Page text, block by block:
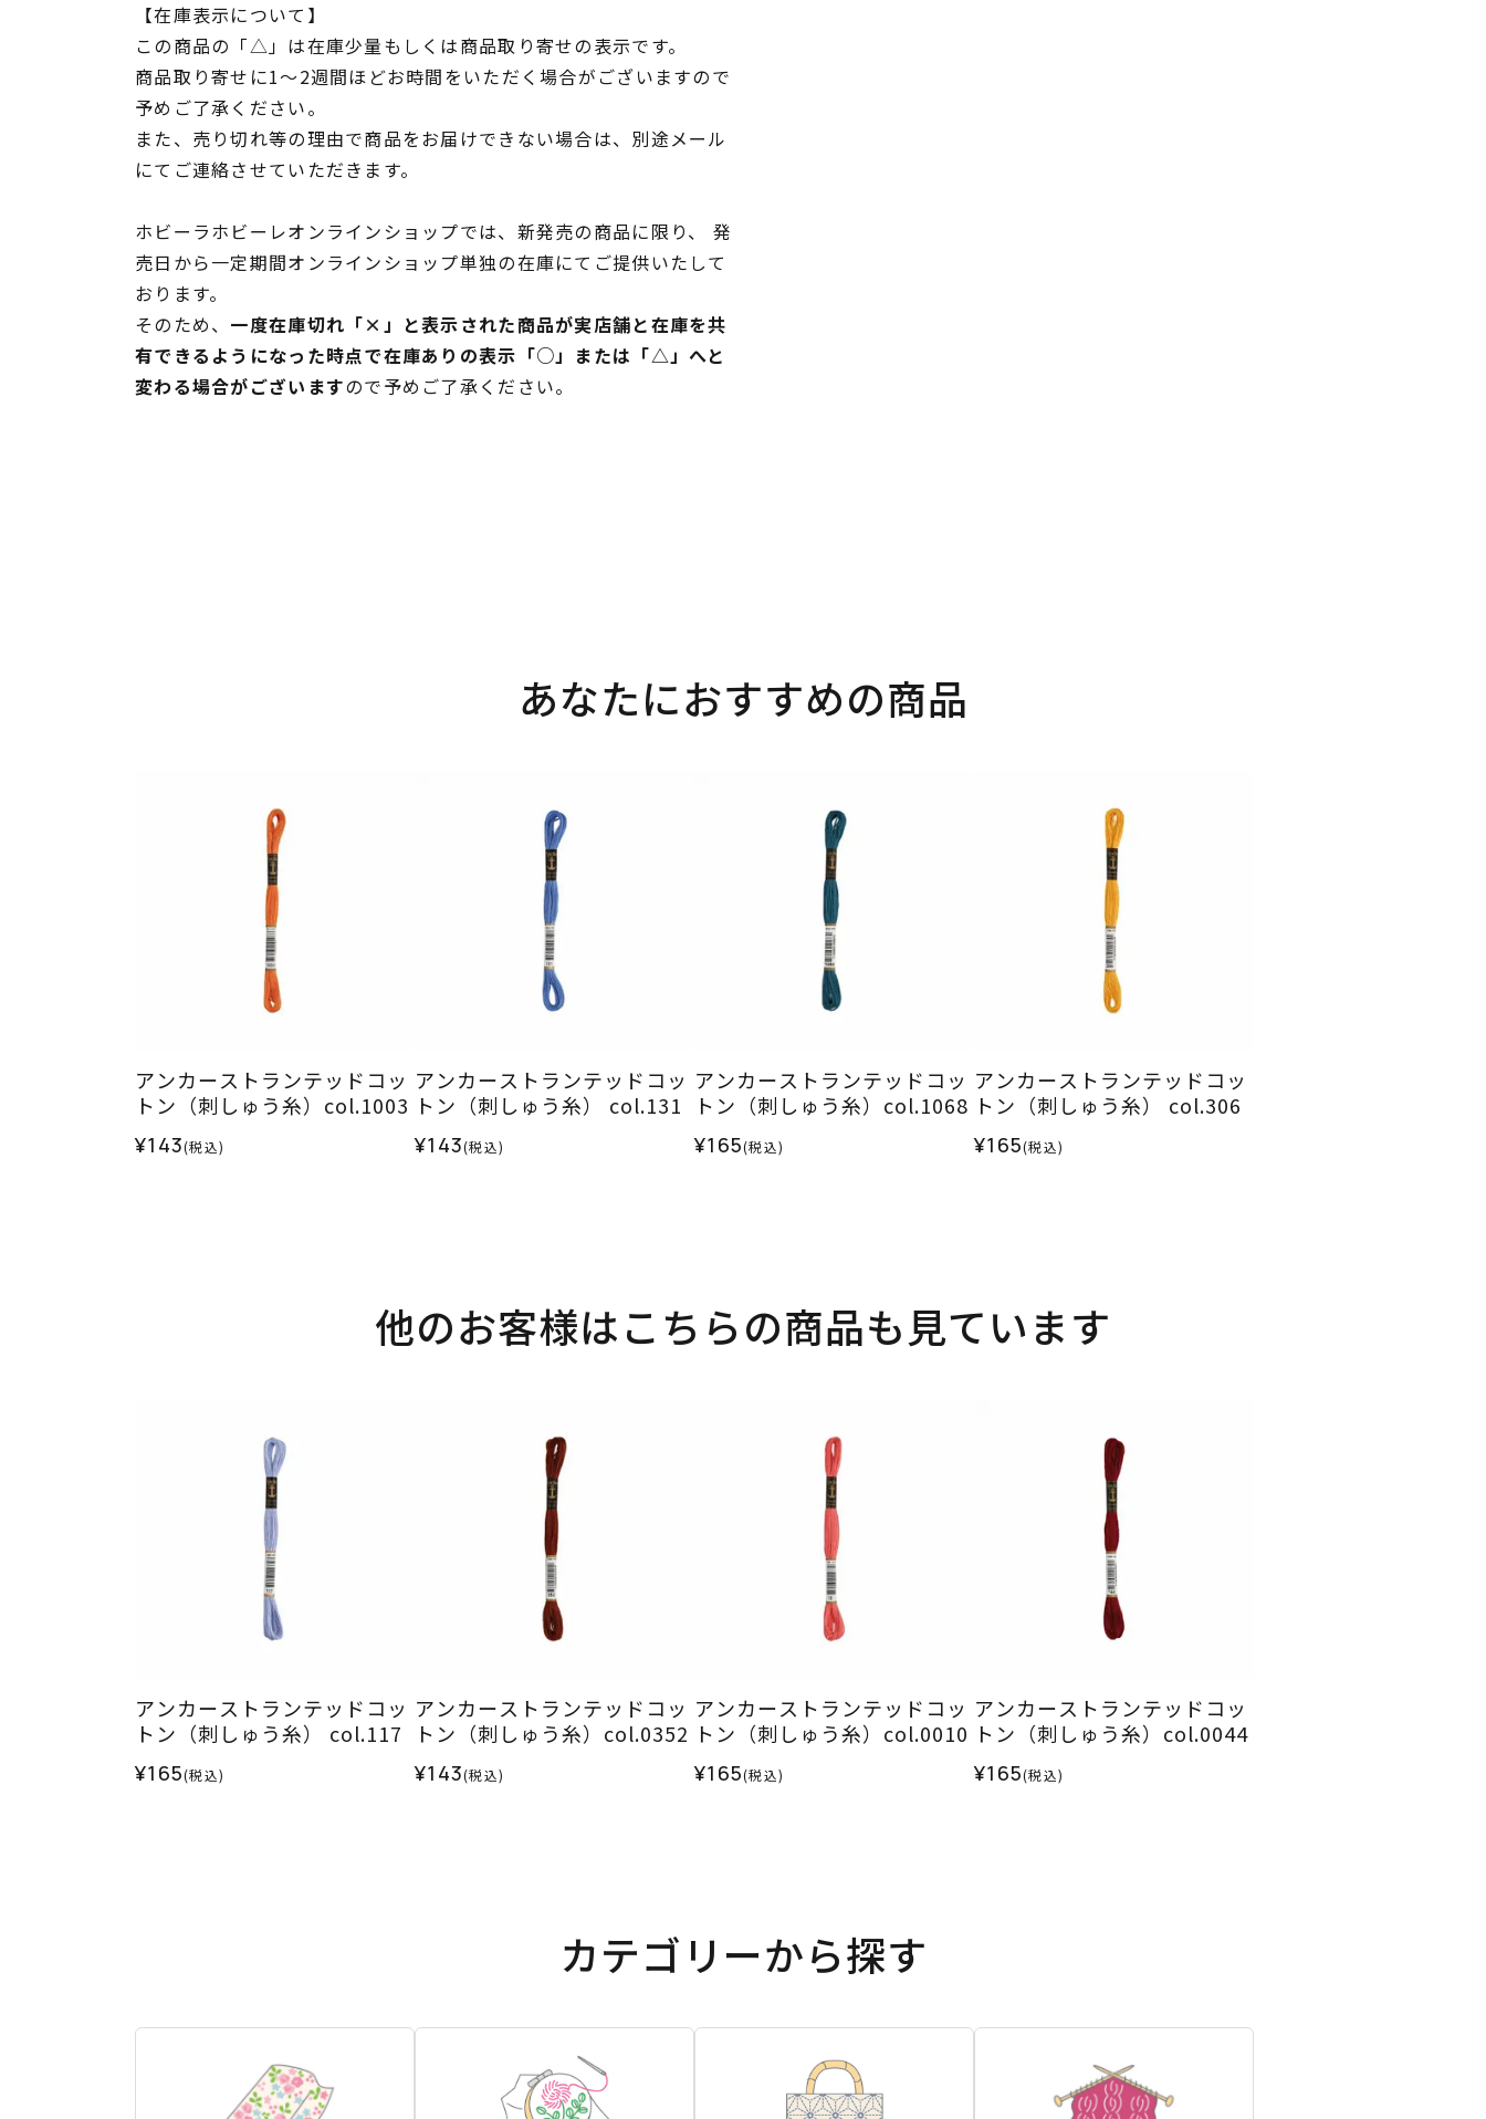
【在庫表示について】
この商品の「△」は在庫少量もしくは商品取り寄せの表示です。
商品取り寄せに1～2週間ほどお時間をいただく場合がございますので
予めご了承ください。
また、売り切れ等の理由で商品をお届けできない場合は、別途メール
にてご連絡させていただきます。
ホビーラホビーレオンラインショップでは、新発売の商品に限り、 発
売日から一定期間オンラインショップ単独の在庫にてご提供いたして
おります。
そのため、 一度在庫切れ「×」と表示された商品が実店舗と在庫を共
有できるようになった時点で在庫ありの表示「○」または「△」へと
変わる場合がございますので予めご了承ください。
あなたにおすすめの商品
アンカーストランテッドコッ
トン（刺しゅう糸）col.1003
¥143(税込)
アンカーストランテッドコッ
トン（刺しゅう糸） col.131
¥143(税込)
アンカーストランテッドコッ
トン（刺しゅう糸）col.1068
¥165(税込)
アンカーストランテッドコッ
トン（刺しゅう糸） col.306
¥165(税込)
他のお客様はこちらの商品も見ています
アンカーストランテッドコッ
トン（刺しゅう糸） col.117
¥165(税込)
アンカーストランテッドコッ
トン（刺しゅう糸）col.0352
¥143(税込)
アンカーストランテッドコッ
トン（刺しゅう糸）col.0010
¥165(税込)
アンカーストランテッドコッ
トン（刺しゅう糸）col.0044
¥165(税込)
カテゴリーから探す